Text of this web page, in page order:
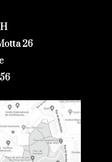
26